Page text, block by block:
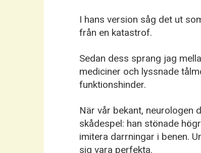
I hans version såg det ut
från en katastrof.
Sedan dess sprang jag
mediciner och lyssnade
funktionshinder.
När vår bekant, neurologen
skådespel: han stönade
imitera darrningar i benen.
sig vara perfekta.